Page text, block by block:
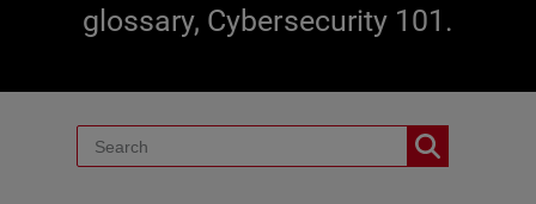
glossary, Cybersecurity 101.